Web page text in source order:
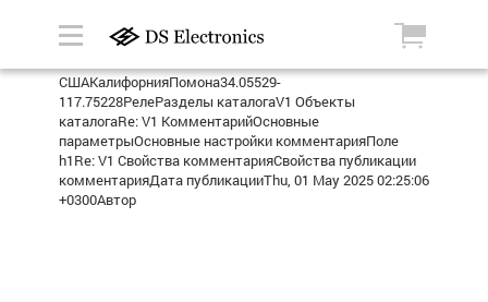
СШАКалифорнияПомона34.05529-
117.75228РелеРазделы каталогаV1 Объекты
каталогаRe: V1 КомментарийОсновные
параметрыОсновные настройки комментарияПоле
h1Re: V1 Свойства комментарияСвойства публикации
комментарияДата публикацииThu, 01 May 2025 02:25:06
+0300Автор